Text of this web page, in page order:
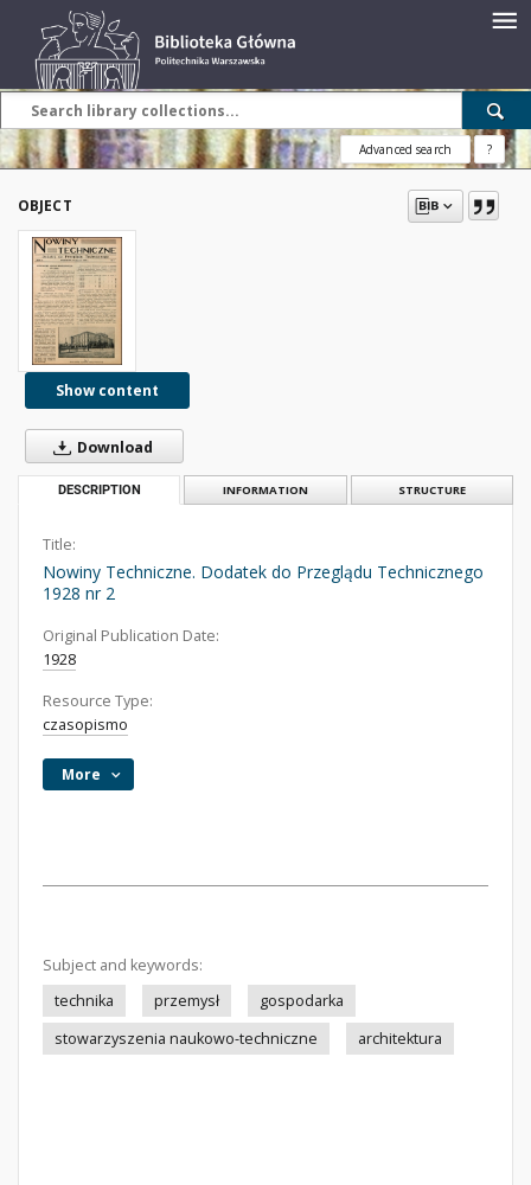
Advanced search ?
OBJECT
Show content
Download
DESCRIPTION INFORMATION STRUCTURE
Title:
Nowiny Techniczne. Dodatek do Przeglądu Technicznego
1928 nr 2
Original Publication Date:
1928
Resource Type:
czasopismo
More
Subject and keywords:
technika
przemysł
gospodarka
stowarzyszenia naukowo-techniczne
architektura